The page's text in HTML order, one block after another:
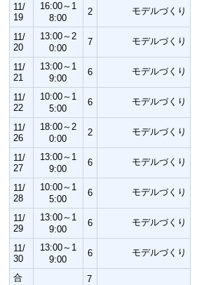
11/
19
16:00～1
8:00
2 モデルづくり
11/
20
13:00～2
0:00
7 モデルづくり
11/
21
13:00～1
9:00
6 モデルづくり
11/
22
10:00～1
5:00
6 モデルづくり
11/
26
18:00～2
0:00
2 モデルづくり
11/
27
13:00～1
9:00
6 モデルづくり
11/
28
10:00～1
5:00
6 モデルづくり
11/
29
13:00～1
9:00
6 モデルづくり
11/
30
13:00～1
9:00
6 モデルづくり
合
7